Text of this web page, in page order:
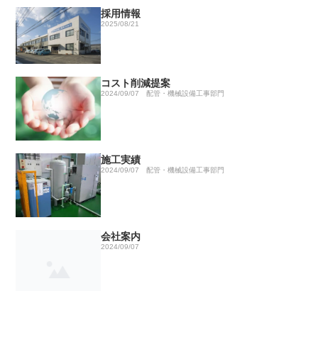
採用情報
2025/08/21
コスト削減提案
2024/09/07 配管・機械設備工事部門
施工実績
2024/09/07 配管・機械設備工事部門
会社案内
2024/09/07